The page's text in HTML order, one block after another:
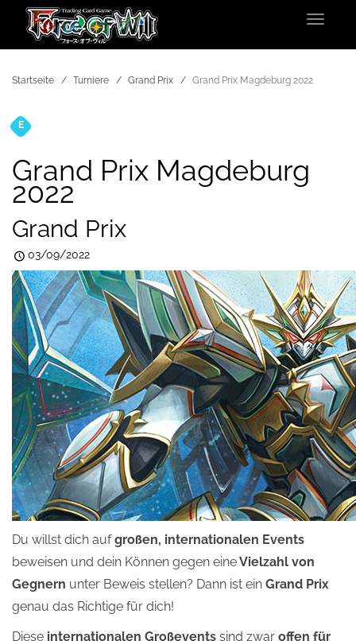
Toggle
Startseite Turniere Grand Prix Grand Prix Magdeburg 2022
E
Grand Prix Magdeburg
2022
Grand Prix
03/09/2022
Du willst dich aufgroßen, internationalen Events
beweisen und dein Können gegen eineVielzahl von
Gegnern unter Beweis stellen? Dann ist ein Grand Prix
genau das Richtige für dich!
Diese internationalen Großevents sind zwar offen für